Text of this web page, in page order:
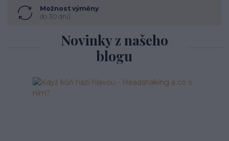
Možnost výměny
do 30 dnů
Novinky z našeho
blogu